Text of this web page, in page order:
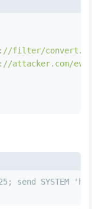
filter/
attacker.com/
send